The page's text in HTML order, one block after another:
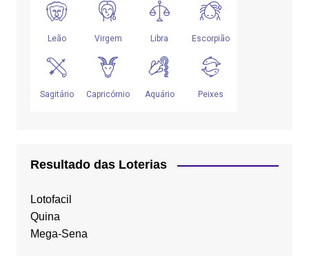
Resultado das Loterias
Lotofacil
Quina
Mega-Sena